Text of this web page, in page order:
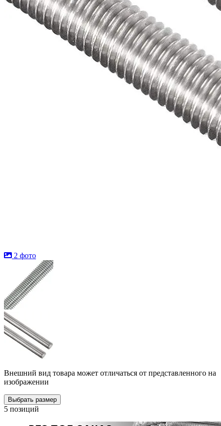
2 фото
Внешний вид товара может отличаться от представленного на
изображении
Выбрать размер
5 позиций